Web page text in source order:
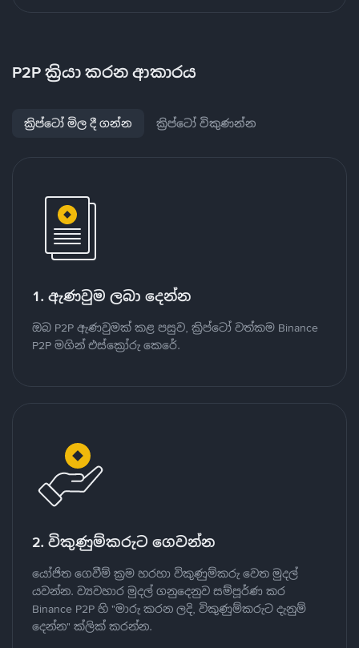
P2P ක්‍රියා කරන ආකාරය
ක්‍රිප්ටෝ මිල දී ගන්න ක්‍රිප්ටෝ විකුණන්න
1. ඇණවුම ලබා දෙන්න
ඔබ P2P ඇණවුමක් කළ පසුව, ක්‍රිප්ටෝ වත්කම Binance
P2P මගින් එස්ක්‍රෝරු කෙරේ.
2. විකුණුම්කරුට ගෙවන්න
යෝජිත ගෙවීම් ක්‍රම හරහා විකුණුම්කරු වෙත මුදල්
යවන්න. ව්‍යවහාර මුදල් ගනුදෙනුව සම්පූර්ණ කර
Binance P2P හි "මාරු කරන ලදි, විකුණුම්කරුට දැනුම්
දෙන්න" ක්ලික් කරන්න.